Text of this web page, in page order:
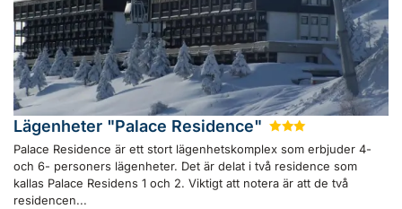
Lägenheter "Palace Residence" ★★
Palace Residence är ett stort lägenhetskomplex som erbjuder 4-
och 6- personers lägenheter. Det är delat i två residence som
kallas Palace Residens 1 och 2. Viktigt att notera är att de två
residencen...